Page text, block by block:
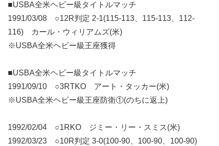
■USBA全米ヘビー級タイトルマッチ
1991/03/08 ○12R判定 2-1(115-113、115-113、112-
116) カール・ウィリアムズ(米)
※USBA全米ヘビー級王座獲得
■USBA全米ヘビー級タイトルマッチ
1991/09/10 ○3RTKO アート・タッカー(米)
※USBA全米ヘビー級王座防衛①(のちに返上)
1992/02/04 ○1RKO ジミー・リー・スミス(米)
1992/03/23 ○10R判定 3-0(100-90、100-90、100-90)